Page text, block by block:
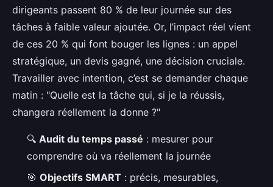
dirigeants passent 80 % de leur journée sur des
tâches à faible valeur ajoutée. Or, l’impact réel vient
de ces 20 % qui font bouger les lignes : un appel
stratégique, un devis gagné, une décision cruciale.
Travailler avec intention, c’est se demander chaque
matin : "Quelle est la tâche qui, si je la réussis,
changera réellement la donne ?"
🔍 Audit du temps passé : mesurer pour
comprendre où va réellement la journée
🎯 Objectifs SMART : précis, mesurables,